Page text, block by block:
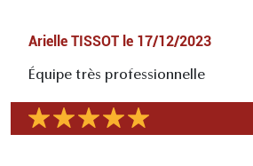
Arielle TISSOT le 17/12/2023
Équipe très professionnelle